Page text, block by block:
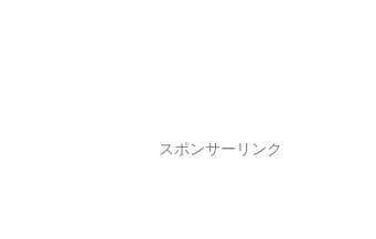
スポンサーリンク